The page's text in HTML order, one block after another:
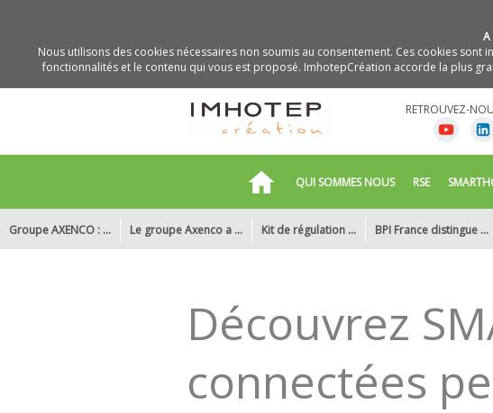
Nous utilisons des cookies nécessaires non soumis au consentement. Ces cookies
fonctionnalités et le contenu qui vous est proposé. ImhotepCréation accorde la plus
RETROUVEZ-
QUI SOMMES NOUS RSE
Groupe AXENCO : ... Le groupe Axenco a ... Kit de régulation ... BPI France distingue ...
Découvrez
connectées